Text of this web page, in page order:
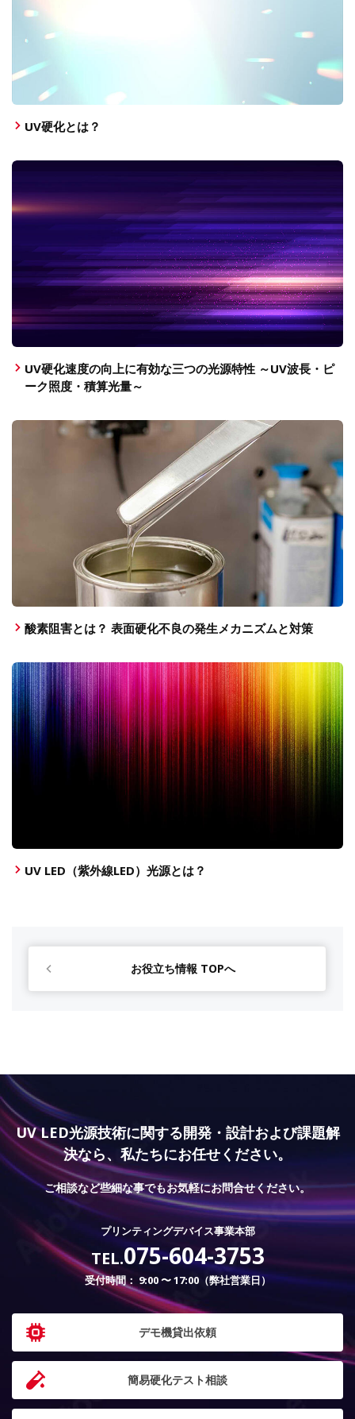
UV硬化とは？
UV硬化速度の向上に有効な三つの光源特性 ～UV波長・ピ
ーク照度・積算光量～
酸素阻害とは？ 表面硬化不良の発生メカニズムと対策
UV LED（紫外線LED）光源とは？
お役立ち情報 TOPへ
UV LED光源技術に関する開発・設計および課題解
決なら、 私たちにお任せください。
ご相談など些細な事でもお気軽にお問合せください。
プリンティングデバイス事業本部
TEL.075-604-3753
受付時間： 9:00 〜 17:00（弊社営業日）
デモ機貸出依頼
簡易硬化テスト相談